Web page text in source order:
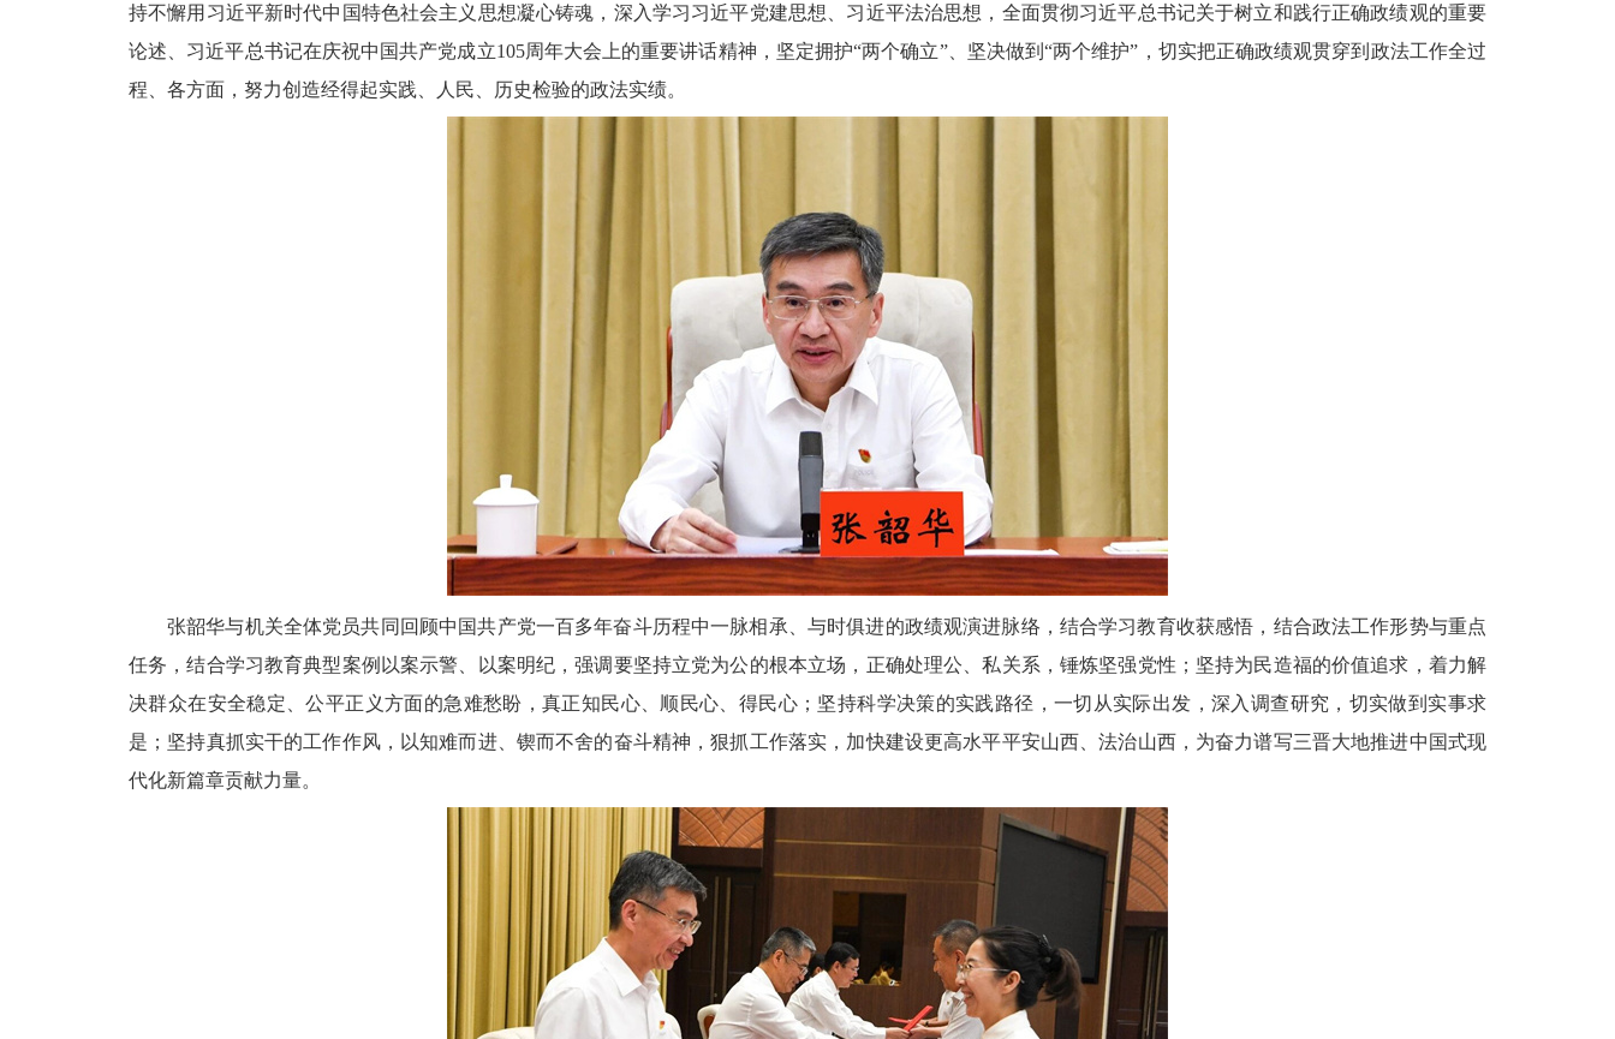
持不懈用习近平新时代中国特色社会主义思想凝心铸魂，深入学习习近平党建思想、习近平法治思想，全面贯彻习近平总书记关于树立和践行正确政绩观的重要
论述、习近平总书记在庆祝中国共产党成立105周年大会上的重要讲话精神，坚定拥护“两个确立”、坚决做到“两个维护”，切实把正确政绩观贯穿到政法工作全过
程、各方面，努力创造经得起实践、人民、历史检验的政法实绩。
张韶华与机关全体党员共同回顾中国共产党一百多年奋斗历程中一脉相承、与时俱进的政绩观演进脉络，结合学习教育收获感悟，结合政法工作形势与重点
任务，结合学习教育典型案例以案示警、以案明纪，强调要坚持立党为公的根本立场，正确处理公、私关系，锤炼坚强党性；坚持为民造福的价值追求，着力解
决群众在安全稳定、公平正义方面的急难愁盼，真正知民心、顺民心、得民心；坚持科学决策的实践路径，一切从实际出发，深入调查研究，切实做到实事求
是；坚持真抓实干的工作作风，以知难而进、锲而不舍的奋斗精神，狠抓工作落实，加快建设更高水平平安山西、法治山西，为奋力谱写三晋大地推进中国式现
代化新篇章贡献力量。